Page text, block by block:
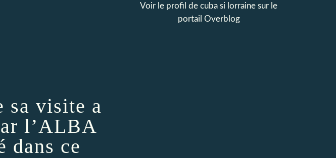
sa visite a
l’ALBA
dans ce
Voir le profil de cuba si lorraine sur le
portail Overblog